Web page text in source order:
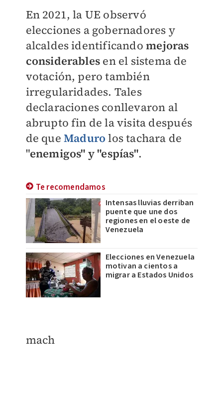
En 2021, la UE observó
elecciones a gobernadores y
alcaldes identificandomejoras
considerables en el sistema de
votación, pero también
irregularidades. Tales
declaraciones conllevaron al
abrupto fin de la visita después
de que Maduro los tachara de
"enemigos" y "espías".
Te recomendamos
Intensas lluvias derriban
puente que une dos
regiones en el oeste de
Venezuela
Elecciones en Venezuela
motivan a cientos a
migrar a Estados Unidos
mach